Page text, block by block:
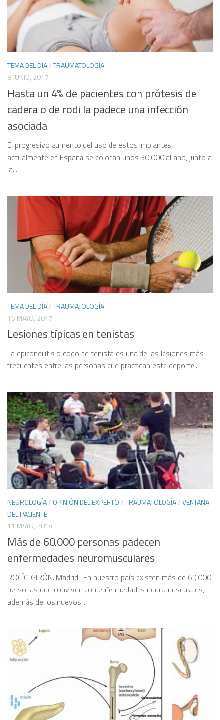
TEMA DEL DÍA/TRAUMATOLOGÍA
8 JUNIO, 2017
Hasta un 4% de pacientes con prótesis de
cadera o de rodilla padece una infección
asociada
El progresivo aumento del uso de estos implantes,
actualmente en España se colocan unos 30.000 al año, junto a
la...
TEMA DEL DÍA/TRAUMATOLOGÍA
16 MAYO, 2017
Lesiones típicas en tenistas
La epicondilitis o codo de tenista es una de las lesiones más
frecuentes entre las personas que practican este deporte...
NEUROLOGÍA/ OPINIÓN DEL EXPERTO/TRAUMATOLOGÍA/VENTANA
DEL PACIENTE
11 MAYO, 2014
Más de 60.000 personas padecen
enfermedades neuromusculares
ROCÍO GIRÓN. Madrid. En nuestro país existen más de 60.000
personas que conviven con enfermedades neuromusculares,
además de los nuevos...